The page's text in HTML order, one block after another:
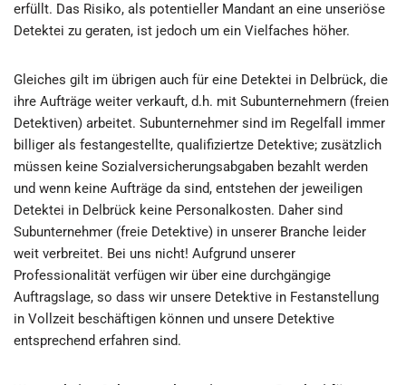
erfüllt. Das Risiko, als potentieller Mandant an eine unseriöse
Detektei zu geraten, ist jedoch um ein Vielfaches höher.
Gleiches gilt im übrigen auch für eine Detektei in Delbrück, die
ihre Aufträge weiter verkauft, d.h. mit Subunternehmern (freien
Detektiven) arbeitet. Subunternehmer sind im Regelfall immer
billiger als festangestellte, qualifiziertze Detektive; zusätzlich
müssen keine Sozialversicherungsabgaben bezahlt werden
und wenn keine Aufträge da sind, entstehen der jeweiligen
Detektei in Delbrück keine Personalkosten. Daher sind
Subunternehmer (freie Detektive) in unserer Branche leider
weit verbreitet. Bei uns nicht! Aufgrund unserer
Professionalität verfügen wir über eine durchgängige
Auftragslage, so dass wir unsere Detektive in Festanstellung
in Vollzeit beschäftigen können und unsere Detektive
entsprechend erfahren sind.